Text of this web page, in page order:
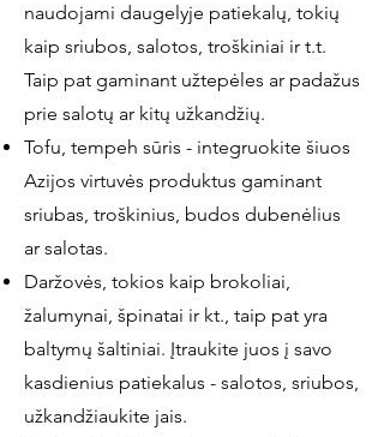
naudojami daugelyje patiekalų, tokių
kaip sriubos, salotos, troškiniai ir t.t.
Taip pat gaminant užtepėles ar padažus
prie salotų ar kitų užkandžių.
Tofu, tempeh sūris - integruokite šiuos
Azijos virtuvės produktus gaminant
sriubas, troškinius, budos dubenėlius
ar salotas.
Daržovės, tokios kaip brokoliai,
žalumynai, špinatai ir kt., taip pat yra
baltymų šaltiniai. Įtraukite juos į savo
kasdienius patiekalus - salotos, sriubos,
užkandžiaukite jais.